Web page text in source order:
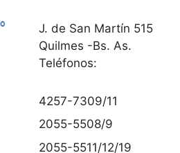
J. de San Martín 515
Quilmes -Bs. As.
Teléfonos:
4257-7309/11
2055-5508/9
2055-5511/12/19